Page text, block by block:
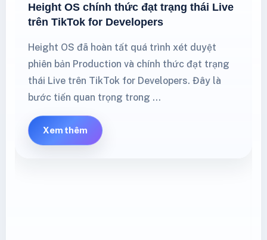
Height OS chính thức đạt trạng thái Live
trên TikTok for Developers
Height OS đã hoàn tất quá trình xét duyệt
phiên bản Production và chính thức đạt trạng
thái Live trên TikTok for Developers. Đây là
bước tiến quan trọng trong …
Xem thêm